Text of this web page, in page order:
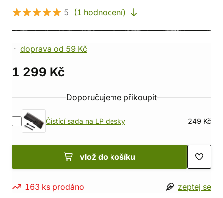
5
(1 hodnocení)
doprava od 59 Kč
1 299 Kč
Doporučujeme přikoupit
Čistící sada na LP desky 249 Kč
vlož do košíku
163 ks prodáno zeptej se